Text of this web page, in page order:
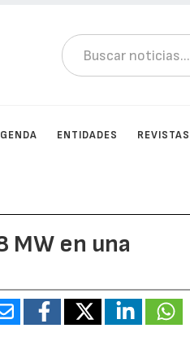
ENTIDADES REVISTAS
MW en una